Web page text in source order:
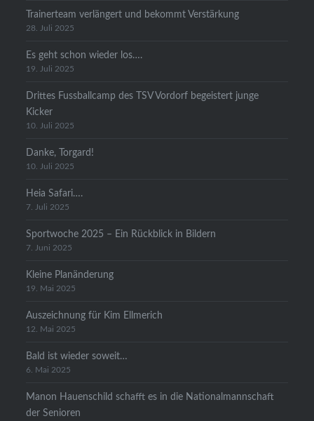
Trainerteam verlängert und bekommt Verstärkung
28. Juli 2025
Es geht schon wieder los….
19. Juli 2025
Drittes Fussballcamp des TSV Vordorf begeistert junge
Kicker
10. Juli 2025
Danke, Torgard!
10. Juli 2025
Heia Safari….
7. Juli 2025
Sportwoche 2025 – Ein Rückblick in Bildern
7. Juni 2025
Kleine Planänderung
19. Mai 2025
Auszeichnung für Kim Ellmerich
12. Mai 2025
Bald ist wieder soweit…
6. Mai 2025
Manon Hauenschild schafft es in die Nationalmannschaft
der Senioren